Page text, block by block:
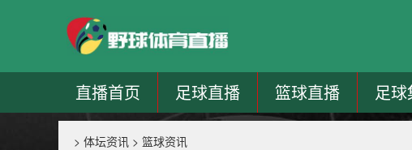
直播首页 足球直播 篮球直播 足球
> 体坛资讯 > 篮球资讯